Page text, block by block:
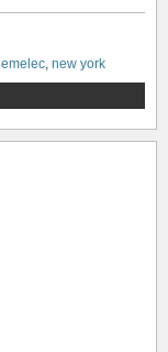
emelec, new york